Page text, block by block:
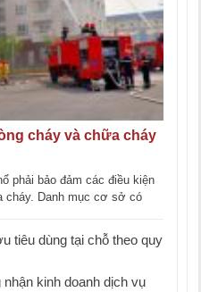
cháy và chữa cháy
phải bảo đảm các điều kiện
cháy. Danh mục cơ sở có
tiêu dùng tại chỗ theo quy
kinh doanh dịch vụ